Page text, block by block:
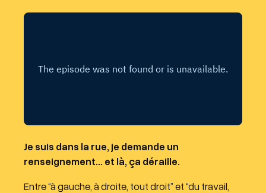
Je suis dans la rue, je demande un
renseignement… et là, ça déraille.
Entre “à gauche, à droite, tout droit” et “du travail,